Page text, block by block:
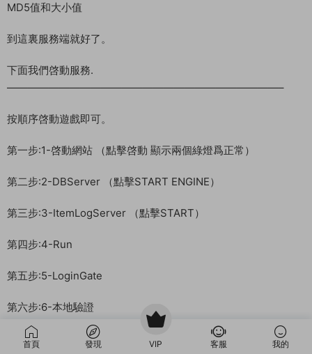
MD5值和大小值
到這裏服務端就好了。
下面我們啓動服務.
——————————————————————————–
按順序啓動遊戲即可。
第一步:1-啓動網站 （點擊啓動 顯示兩個綠燈爲正常）
第二步:2-DBServer （點擊START ENGINE）
第三步:3-ItemLogServer （點擊START）
第四步:4-Run
第五步:5-LoginGate
第六步:6-本地驗證
第七步:7-GGService
首頁 發現 VIP 客服 我的